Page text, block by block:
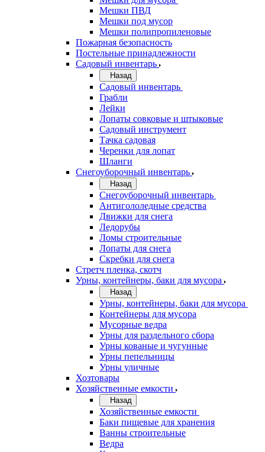
Мешки ПВД
Мешки под мусор
Мешки полипропиленовые
Пожарная безопасность
Постельные принадлежности
Садовый инвентарь
Назад
Садовый инвентарь
Грабли
Лейки
Лопаты совковые и штыковые
Садовый инструмент
Тачка садовая
Черенки для лопат
Шланги
Снегоуборочный инвентарь
Назад
Снегоуборочный инвентарь
Антигололедные средства
Движки для снега
Ледорубы
Ломы строительные
Лопаты для снега
Скребки для снега
Стретч пленка, скотч
Урны, контейнеры, баки для мусора
Назад
Урны, контейнеры, баки для мусора
Контейнеры для мусора
Мусорные ведра
Урны для раздельного сбора
Урны кованые и чугунные
Урны пепельницы
Урны уличные
Хозтовары
Хозяйственные емкости
Назад
Хозяйственные емкости
Баки пищевые для хранения
Ванны строительные
Ведра